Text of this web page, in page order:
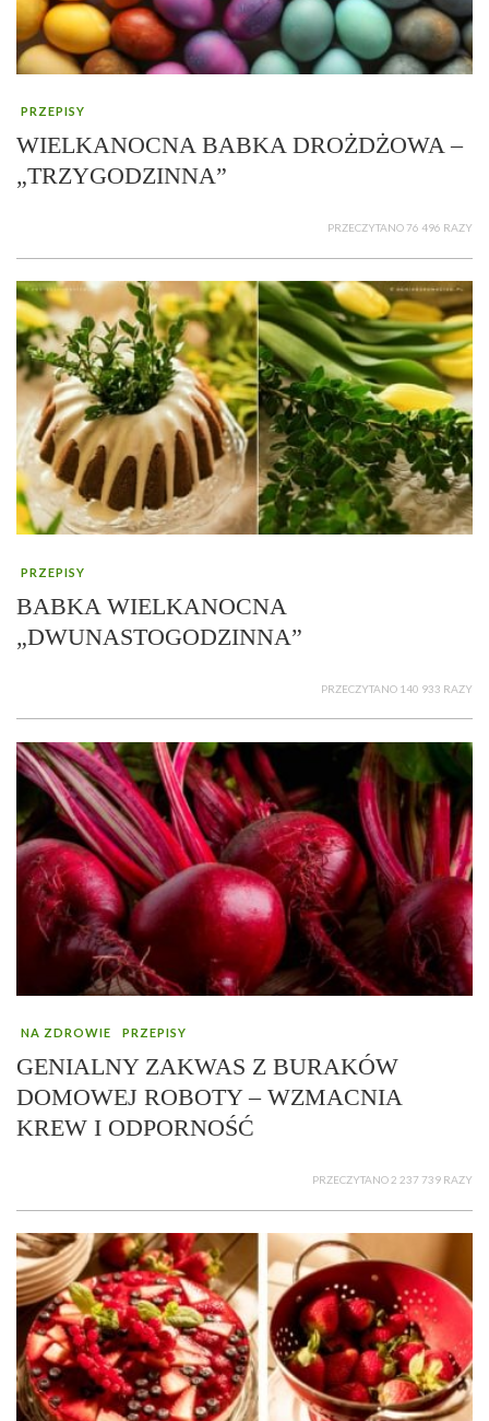
PRZEPISY
WIELKANOCNA BABKA DROŻDŻOWA –
„TRZYGODZINNA”
PRZECZYTANO 76 496 RAZY
PRZEPISY
BABKA WIELKANOCNA
„DWUNASTOGODZINNA”
PRZECZYTANO 140 933 RAZY
NA ZDROWIE PRZEPISY
GENIALNY ZAKWAS Z BURAKÓW
DOMOWEJ ROBOTY – WZMACNIA
KREW I ODPORNOŚĆ
PRZECZYTANO 2 237 739 RAZY